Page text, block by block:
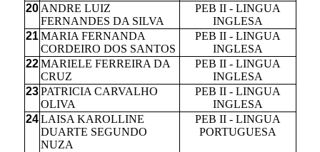
20 ANDRE LUIZ
FERNANDES DA SILVA
PEB II - LINGUA
INGLESA
21 MARIA FERNANDA
CORDEIRO DOS SANTOS
PEB II - LINGUA
INGLESA
22 MARIELE FERREIRA DA
CRUZ
PEB II - LINGUA
INGLESA
23 PATRICIA CARVALHO
OLIVA
PEB II - LINGUA
INGLESA
24 LAISA KAROLLINE
DUARTE SEGUNDO
NUZA
PEB II - LINGUA
PORTUGUESA